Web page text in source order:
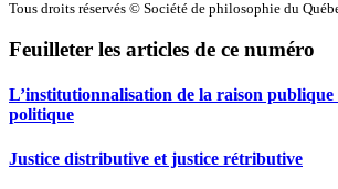
Tous droits réservés © Société de philosophie du
Feuilleter les articles de ce numéro
L’institutionnalisation de la raison publique
politique
Justice distributive et justice rétributive